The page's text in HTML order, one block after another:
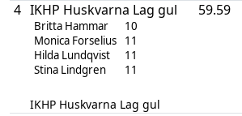
4 IKHP Huskvarna Lag gul
Britta Hammar
10
Monica Forselius
11
Hilda Lundqvist
11
Stina Lindgren
11
IKHP Huskvarna Lag gul
59.59